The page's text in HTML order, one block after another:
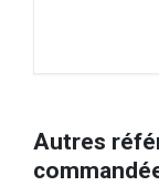
Autres